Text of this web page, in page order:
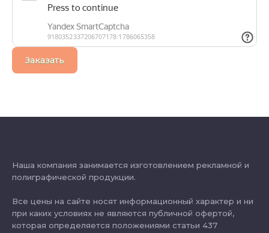
Заказать
Наша компания занимается изготовлением рекламной и
полиграфической продукции.
Все цены на сайте носят информационный характер и ни
при каких условиях не являются публичной офертой,
которая определяется положениями статьи 437